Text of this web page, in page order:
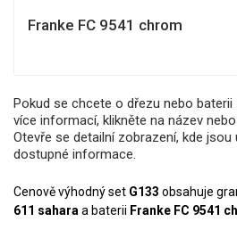
Franke FC 9541 chrom
Pokud se chcete o dřezu nebo
více informací, klikněte na název
Otevře se detailní zobrazení, kde jsou
dostupné informace.
Cenově výhodný set G133 obsahuje
611 sahara a baterii Franke FC 9541